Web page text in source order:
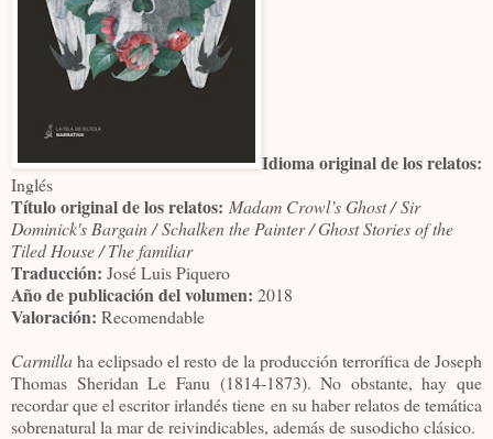
Idioma original de los relatos:
Inglés
Título original de los relatos: Madam Crowl’s Ghost /Sir
Dominick's Bargain /Schalken the Painter / Ghost Stories of the
Tiled House / The familiar
Traducción: José Luis Piquero
Año de publicación del volumen: 2018
Valoración: Recomendable
Carmillaha eclipsado el resto de la producción terrorífica de Joseph
Thomas Sheridan Le Fanu (1814-1873). No obstante, hay que
recordar que el escritor irlandés tiene en su haber relatos de temática
sobrenatural la mar de reivindicables, además de susodicho clásico.